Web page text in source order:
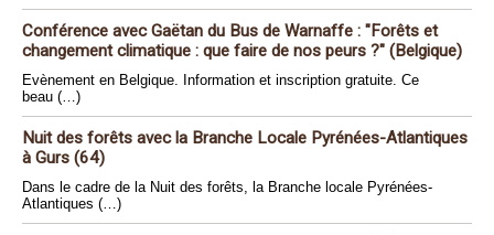
Conférence avec Gaëtan du Bus de Warnaffe : "Forêts et
changement climatique : que faire de nos peurs ?" (Belgique)
Evènement en Belgique. Information et inscription gratuite. Ce
beau (…)
Nuit des forêts avec la Branche Locale Pyrénées-Atlantiques
à Gurs (64)
Dans le cadre de la Nuit des forêts, la Branche locale Pyrénées-
Atlantiques (…)